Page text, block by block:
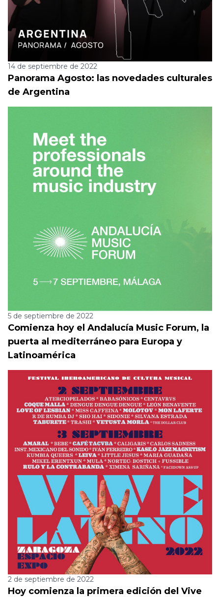
14 de septiembre de 2022
Panorama Agosto: las novedades culturales
de Argentina
5 de septiembre de 2022
Comienza hoy el Andalucía Music Forum, la
puerta al mediterráneo para Europa y
Latinoamérica
2 de septiembre de 2022
Hoy comienza la primera edición del Vive